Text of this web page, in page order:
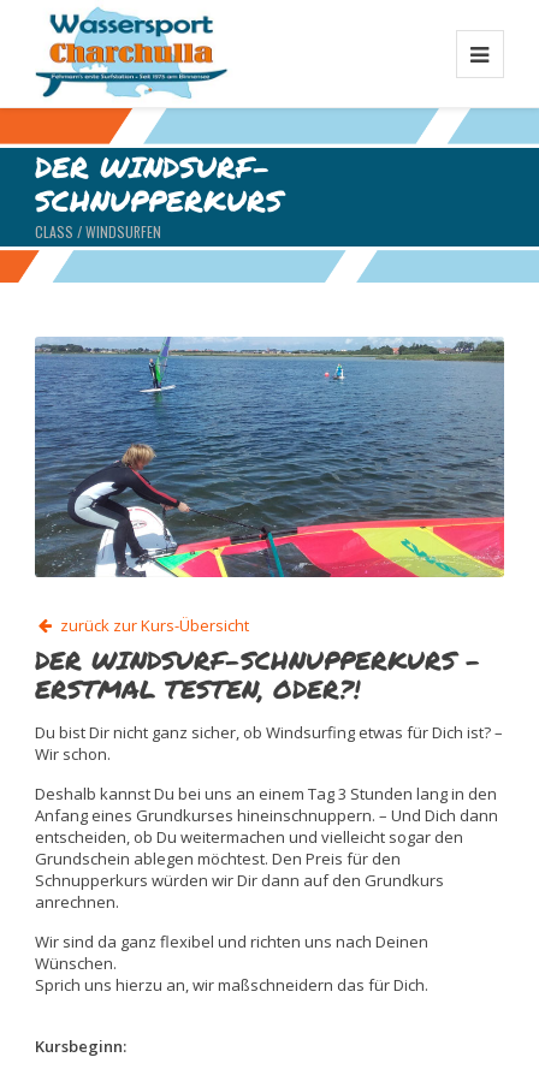
DER WINDSURF-
SCHNUPPERKURS
CLASS / WINDSURFEN
zurück zur Kurs-Übersicht
DER WINDSURF-SCHNUPPERKURS –
ERSTMAL TESTEN, ODER?!
Du bist Dir nicht ganz sicher, ob Windsurfing etwas für Dich ist? –
Wir schon.
Deshalb kannst Du bei uns an einem Tag 3 Stunden lang in den
Anfang eines Grundkurses hineinschnuppern. – Und Dich dann
entscheiden, ob Du weitermachen und vielleicht sogar den
Grundschein ablegen möchtest. Den Preis für den
Schnupperkurs würden wir Dir dann auf den Grundkurs
anrechnen.
Wir sind da ganz flexibel und richten uns nach Deinen
Wünschen.
Sprich uns hierzu an, wir maßschneidern das für Dich.
Kursbeginn: